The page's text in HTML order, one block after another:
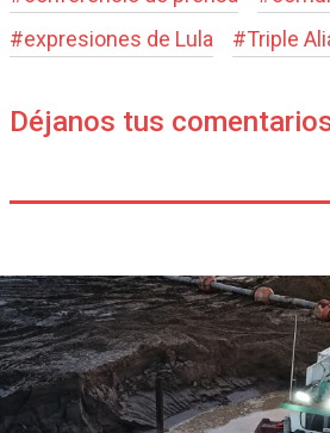
#expresiones de Lula #Triple
Déjanos tus